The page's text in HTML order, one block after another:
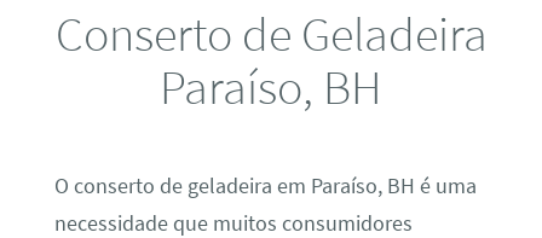
Conserto de Geladeira
Paraíso, BH
O conserto de geladeira em Paraíso, BH é uma
necessidade que muitos consumidores